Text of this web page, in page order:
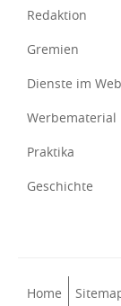
Redaktion
Gremien
Dienste im Web
Werbematerial
Praktika
Geschichte
Home